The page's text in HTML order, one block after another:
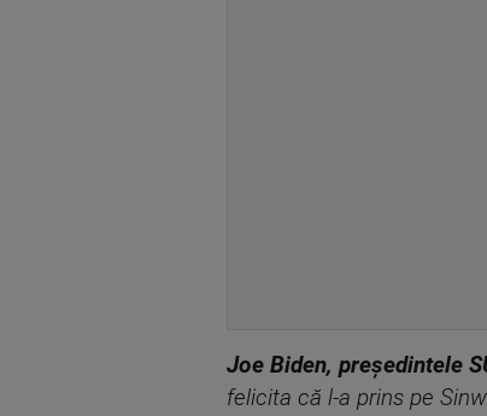
Joe Biden, președintele
felicita că l-a prins pe